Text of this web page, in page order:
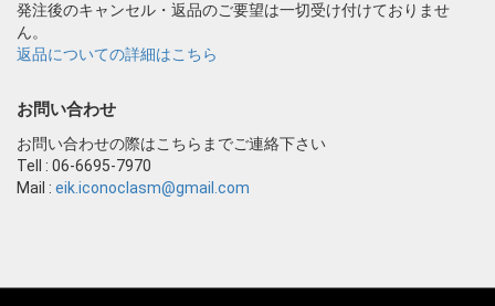
発注後のキャンセル・返品のご要望は一切受け付けておりませ
ん。
返品についての詳細はこちら
お問い合わせ
お問い合わせの際はこちらまでご連絡下さい
Tell : 06-6695-7970
Mail : eik.iconoclasm@gmail.com